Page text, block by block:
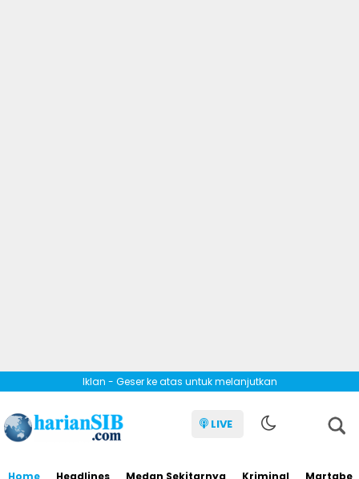
Iklan - Geser ke atas untuk melanjutkan
LIVE
Home Headlines Medan Sekitarnya Kriminal Martabe